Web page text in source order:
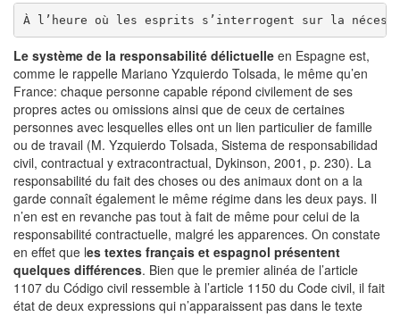
À l’heure où les esprits s’interrogent sur la
Le système de la responsabilité délictuelle en Espagne est,
comme le rappelle Mariano Yzquierdo Tolsada, le même qu’en
France: chaque personne capable répond civilement de ses
propres actes ou omissions ainsi que de ceux de certaines
personnes avec lesquelles elles ont un lien particulier de famille
ou de travail (M. Yzquierdo Tolsada, Sistema de responsabilidad
civil, contractual y extracontractual, Dykinson, 2001, p. 230). La
responsabilité du fait des choses ou des animaux dont on a la
garde connaît également le même régime dans les deux pays. Il
n’en est en revanche pas tout à fait de même pour celui de la
responsabilité contractuelle, malgré les apparences. On constate
en effet que les textes français et espagnol présentent
quelques différences. Bien que le premier alinéa de l’article
1107 du Código civil ressemble à l’article 1150 du Code civil, il fait
état de deux expressions qui n’apparaissent pas dans le texte